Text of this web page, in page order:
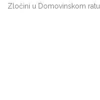
Zločini u Domovinskom ratu